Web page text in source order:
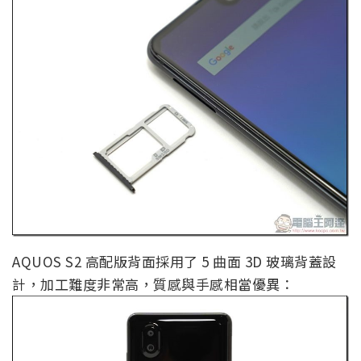
AQUOS S2 高配版背面採用了 5 曲面 3D 玻璃背蓋設
計，加工難度非常高，質感與手感相當優異：